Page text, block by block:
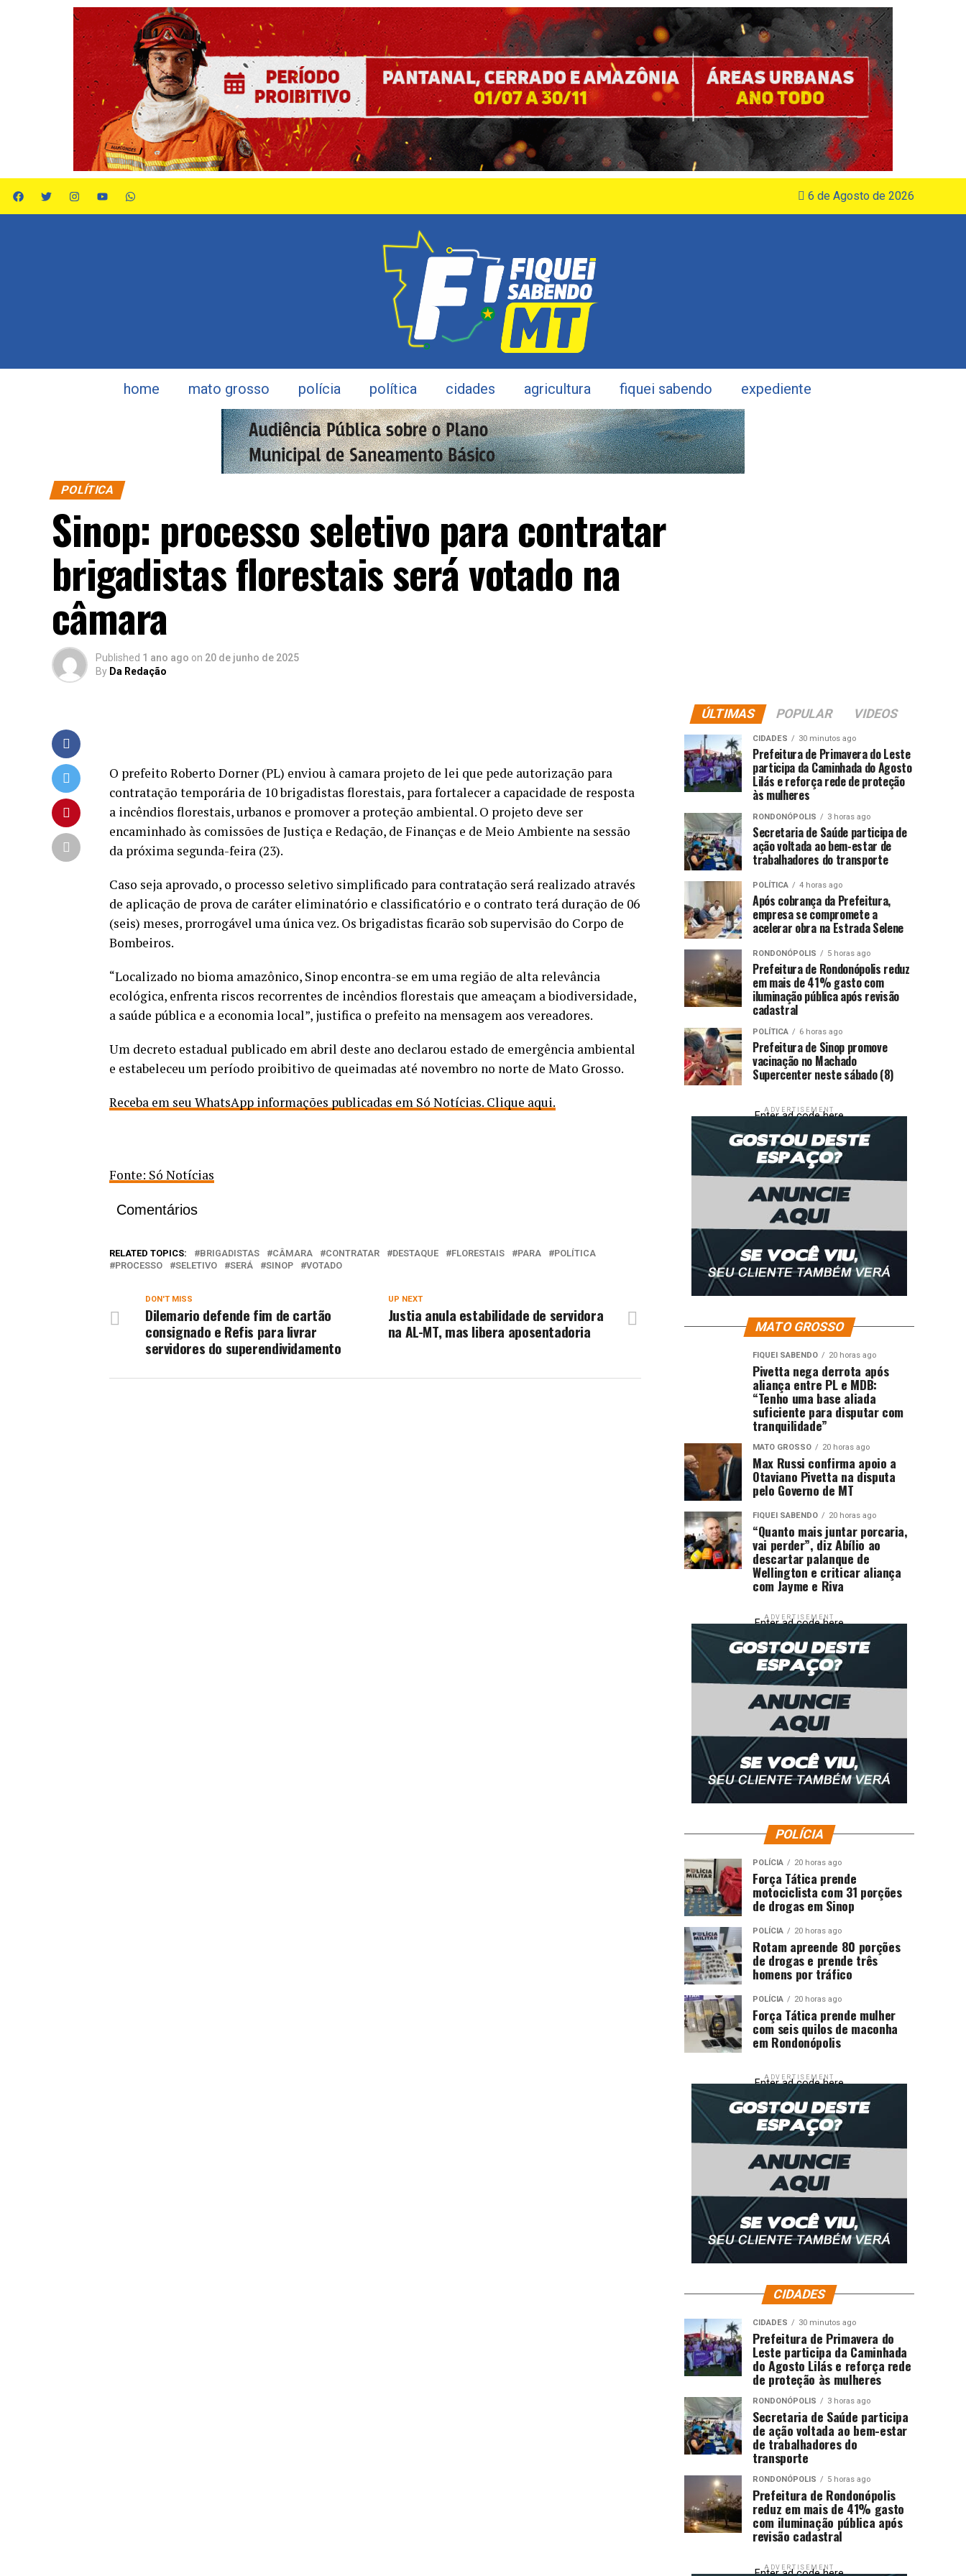
6 de Agosto de 2026
home mato grosso polícia política cidades agricultura fiquei sabendo expediente
POLÍTICA
Sinop: processo seletivo para contratar
brigadistas florestais será votado na
câmara
Published 1 ano ago on 20 de junho de 2025
By Da Redação
O prefeito Roberto Dorner (PL) enviou à camara projeto de lei que pede autorização para
contratação temporária de 10 brigadistas florestais, para fortalecer a capacidade de resposta
a incêndios florestais, urbanos e promover a proteção ambiental. O projeto deve ser
encaminhado às comissões de Justiça e Redação, de Finanças e de Meio Ambiente na sessão
da próxima segunda-feira (23).
Caso seja aprovado, o processo seletivo simplificado para contratação será realizado através
de aplicação de prova de caráter eliminatório e classificatório e o contrato terá duração de 06
(seis) meses, prorrogável uma única vez. Os brigadistas ficarão sob supervisão do Corpo de
Bombeiros.
“Localizado no bioma amazônico, Sinop encontra-se em uma região de alta relevância
ecológica, enfrenta riscos recorrentes de incêndios florestais que ameaçam a biodiversidade,
a saúde pública e a economia local”, justifica o prefeito na mensagem aos vereadores.
Um decreto estadual publicado em abril deste ano declarou estado de emergência ambiental
e estabeleceu um período proibitivo de queimadas até novembro no norte de Mato Grosso.
Receba em seu WhatsApp informações publicadas em Só Notícias. Clique aqui.
Fonte: Só Notícias
Comentários
RELATED TOPICS: BRIGADISTAS CÂMARA CONTRATAR DESTAQUE FLORESTAIS PARA
POLÍTICA
PROCESSO
SELETIVO SERÁ SINOP VOTADO
UP NEXT
Justia anula estabilidade de servidora
na AL-MT, mas libera aposentadoria
DON'T MISS
Dilemario defende fim de cartão
consignado e Refis para livrar
servidores do superendividamento
ÚLTIMAS POPULAR VIDEOS
CIDADES 30 minutos ago
Prefeitura de Primavera do Leste
participa da Caminhada do Agosto
Lilás e reforça rede de proteção
às mulheres
RONDONÓPOLIS 3 horas ago
Secretaria de Saúde participa de
ação voltada ao bem-estar de
trabalhadores do transporte
POLÍTICA 4 horas ago
Após cobrança da Prefeitura,
empresa se compromete a
acelerar obra na Estrada Selene
RONDONÓPOLIS 5 horas ago
Prefeitura de Rondonópolis reduz
em mais de 41% gasto com
iluminação pública após revisão
cadastral
POLÍTICA 6 horas ago
Prefeitura de Sinop promove
vacinação no Machado
Supercenter neste sábado (8)
ADVERTISEMENT
Enter ad code here
MATO GROSSO
FIQUEI SABENDO 20 horas ago
Pivetta nega derrota após
aliança entre PL e MDB:
“Tenho uma base aliada
suficiente para disputar com
tranquilidade”
MATO GROSSO 20 horas ago
Max Russi confirma apoio a
Otaviano Pivetta na disputa
pelo Governo de MT
FIQUEI SABENDO 20 horas ago
“Quanto mais juntar porcaria,
vai perder”, diz Abílio ao
descartar palanque de
Wellington e criticar aliança
com Jayme e Riva
ADVERTISEMENT
Enter ad code here
POLÍCIA
POLÍCIA 20 horas ago
Força Tática prende
motociclista com 31 porções
de drogas em Sinop
POLÍCIA 20 horas ago
Rotam apreende 80 porções
de drogas e prende três
homens por tráfico
POLÍCIA 20 horas ago
Força Tática prende mulher
com seis quilos de maconha
em Rondonópolis
ADVERTISEMENT
Enter ad code here
CIDADES
CIDADES 30 minutos ago
Prefeitura de Primavera do
Leste participa da Caminhada
do Agosto Lilás e reforça rede
de proteção às mulheres
RONDONÓPOLIS 3 horas ago
Secretaria de Saúde participa
de ação voltada ao bem-estar
de trabalhadores do
transporte
RONDONÓPOLIS 5 horas ago
Prefeitura de Rondonópolis
reduz em mais de 41% gasto
com iluminação pública após
revisão cadastral
ADVERTISEMENT
Enter ad code here